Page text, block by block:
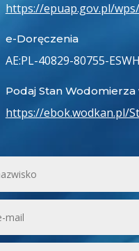
https://epuap.gov.pl/
e-Doręczenia
AE:PL-40829-80755-
Podaj Stan Wodomierza
https://ebok.wodkan.pl/